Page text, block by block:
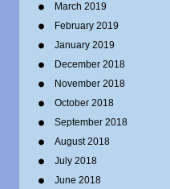
March 2019
February 2019
January 2019
December 2018
November 2018
October 2018
September 2018
August 2018
July 2018
June 2018